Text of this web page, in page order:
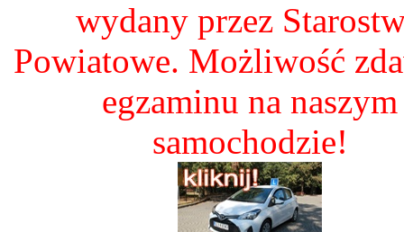
wydany przez
Powiatowe. Możliwość
egzaminu na naszym
samochodzie!